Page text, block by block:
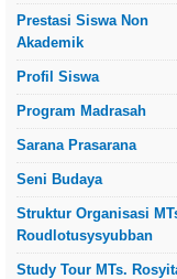
Prestasi Siswa Non
Akademik
Profil Siswa
Program Madrasah
Sarana Prasarana
Seni Budaya
Struktur Organisasi
Roudlotusysyubban
Study Tour MTs.